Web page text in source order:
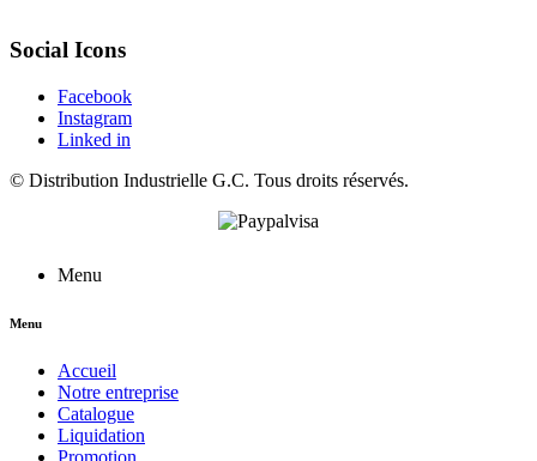
Social Icons
Facebook
Instagram
Linked in
© Distribution Industrielle G.C. Tous droits réservés.
Menu
Menu
Accueil
Notre entreprise
Catalogue
Liquidation
Promotion